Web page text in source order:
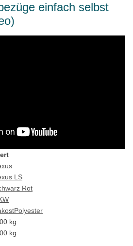
einfach selbst
LS
Rot
Polyester
kg
kg